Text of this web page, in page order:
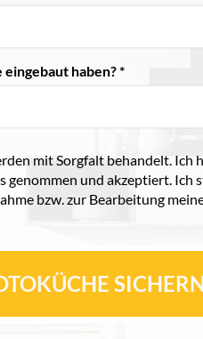
haben? *
mit Sorgfalt behandelt. Ich
und akzeptiert. Ich
bzw. zur Bearbeitung